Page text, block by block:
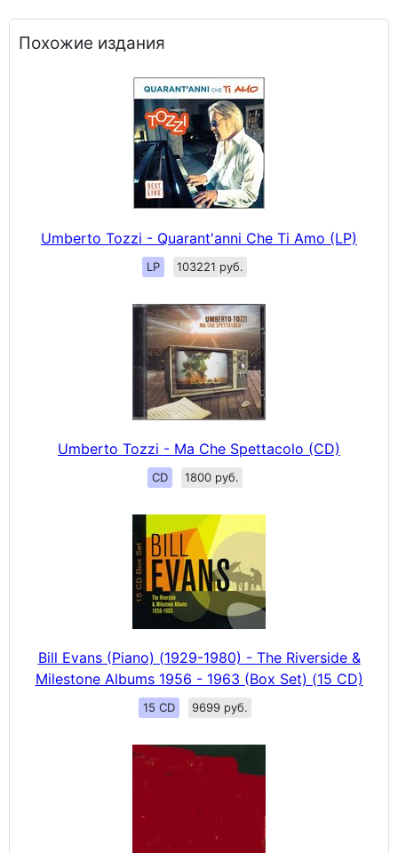
Похожие издания
Umberto Tozzi - Quarant'anni Che Ti Amo (LP)
LP 103221 руб.
Umberto Tozzi - Ma Che Spettacolo (CD)
CD 1800 руб.
Bill Evans (Piano) (1929-1980) - The Riverside &
Milestone Albums 1956 - 1963 (Box Set) (15 CD)
15 CD 9699 руб.